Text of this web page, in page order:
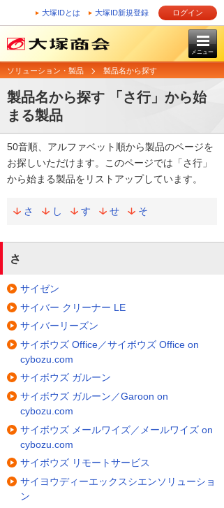
大塚IDとは 大塚ID新規登録 ログイン
メニュー
ソリューション・製品 製品名から探す
製品名から探す 「さ行」から始
まる製品
50音順、アルファベット順から製品のページを
お探しいただけます。このページでは「さ行」
から始まる製品をリストアップしています。
さ し す せ そ
さ
サイゼン
サイバー クリーナー LE
サイバーリーズン
サイボウズ Office／サイボウズ Office on
cybozu.com
サイボウズ ガルーン
サイボウズ ガルーン／Garoon on
cybozu.com
サイボウズ メールワイズ／メールワイズ on
cybozu.com
サイボウズ リモートサービス
サイヨウディーエックスシエンソリューショ
ン